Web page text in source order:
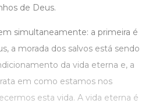
de Deus.
simultaneamente: a primeira é
a morada dos salvos está sendo
da vida eterna e, a
em como estamos nos
esta vida. A vida eterna é